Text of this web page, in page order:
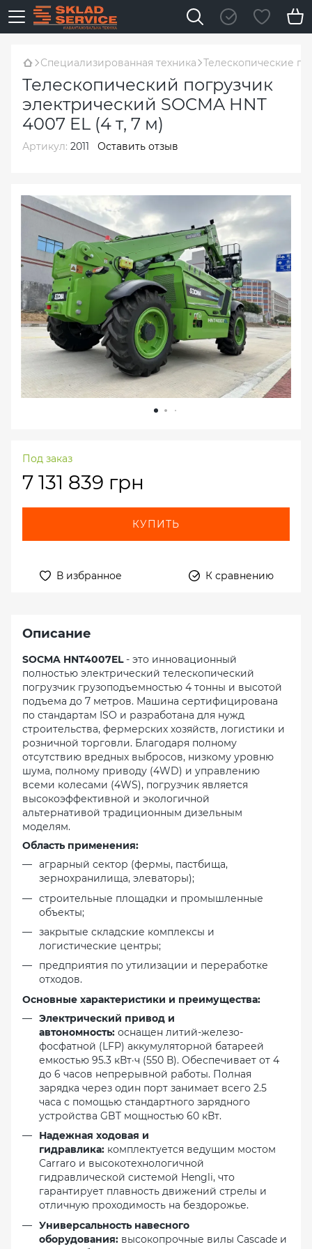
Специализированная техника Телескопические
Телескопический погрузчик
электрический SOCMA HNT
4007 EL (4 т, 7 м)
Артикул: 2011 Оставить отзыв
Под заказ
7 131 839 грн
КУПИТЬ
В избранное К сравнению
Описание
SOCMA HNT4007EL- это инновационный
полностью электрический телескопический
погрузчик грузоподъемностью 4 тонны и высотой
подъема до 7 метров. Машина сертифицирована
по стандартам ISO и разработана для нужд
строительства, фермерских хозяйств, логистики и
розничной торговли. Благодаря полному
отсутствию вредных выбросов, низкому уровню
шума, полному приводу (4WD) и управлению
всеми колесами (4WS), погрузчик является
высокоэффективной и экологичной
альтернативой традиционным дизельным
моделям.
Область применения:
аграрный сектор (фермы, пастбища,
зернохранилища, элеваторы);
строительные площадки и промышленные
объекты;
закрытые складские комплексы и
логистические центры;
предприятия по утилизации и переработке
отходов.
Основные характеристики и преимущества:
Электрический привод и
автономность: оснащен литий-железо-
фосфатной (LFP) аккумуляторной батареей
емкостью 95.3 кВт·ч (550 В). Обеспечивает от 4
до 6 часов непрерывной работы. Полная
зарядка через один порт занимает всего 2.5
часа с помощью стандартного зарядного
устройства GBT мощностью 60 кВт.
Надежная ходовая и
гидравлика: комплектуется ведущим мостом
Carraro и высокотехнологичной
гидравлической системой Hengli, что
гарантирует плавность движений стрелы и
отличную проходимость на бездорожье.
Универсальность навесного
оборудования: высокопрочные вилы Cascade и